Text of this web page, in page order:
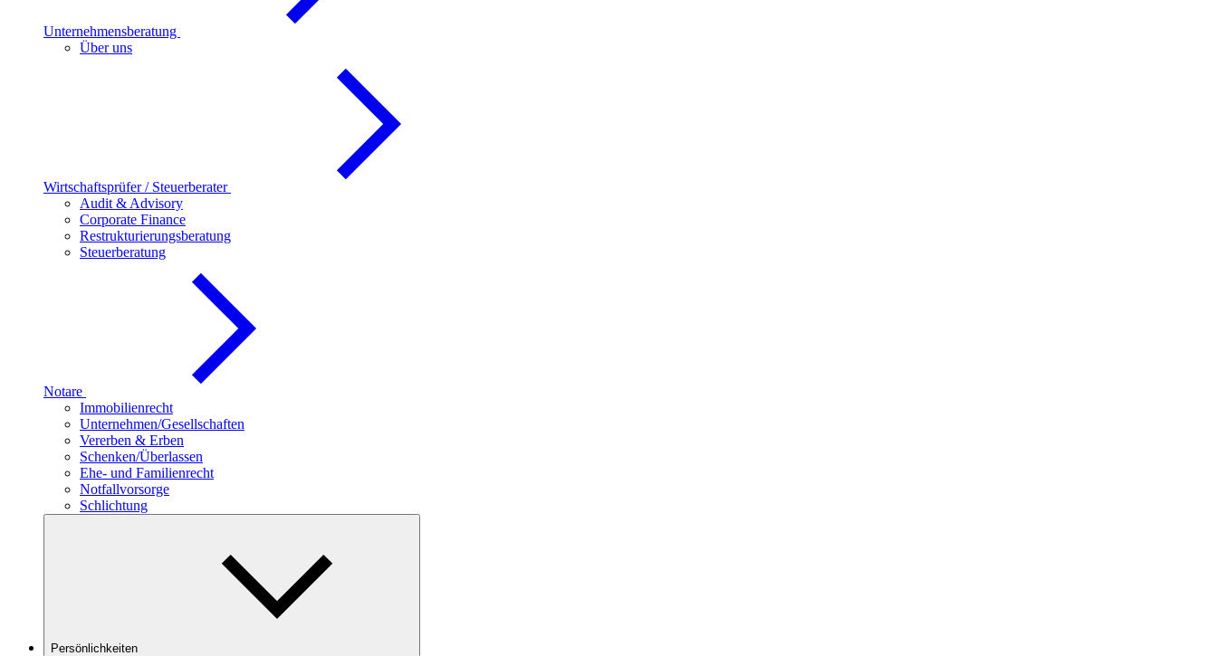
Unternehmensberatung
Über uns
Wirtschaftsprüfer / Steuerberater
Audit & Advisory
Corporate Finance
Restrukturierungsberatung
Steuerberatung
Notare
Immobilienrecht
Unternehmen/Gesellschaften
Vererben & Erben
Schenken/Überlassen
Ehe- und Familienrecht
Notfallvorsorge
Schlichtung
Persönlichkeiten